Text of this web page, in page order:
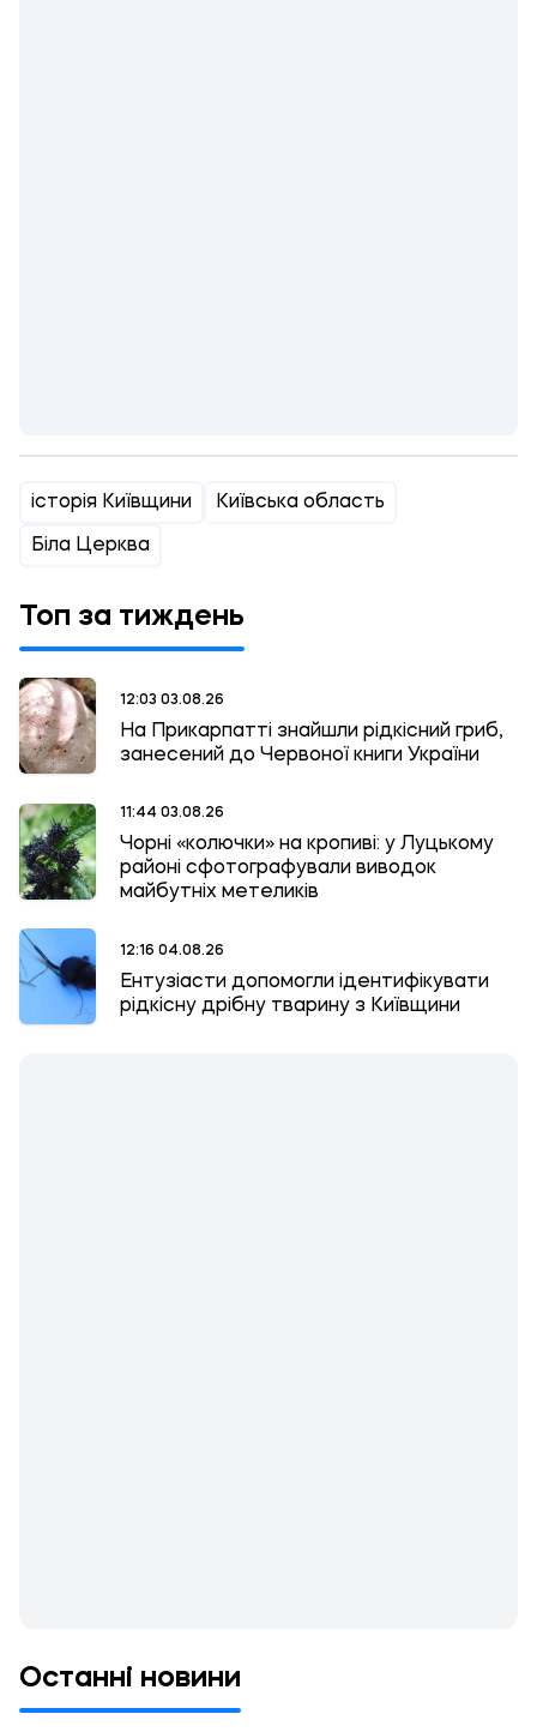
історія Київщини Київська область
Біла Церква
Топ за тиждень
12:03 03.08.26
На Прикарпатті знайшли рідкісний гриб,
занесений до Червоної книги України
11:44 03.08.26
Чорні «колючки» на кропиві: у Луцькому
районі сфотографували виводок
майбутніх метеликів
12:16 04.08.26
Ентузіасти допомогли ідентифікувати
рідкісну дрібну тварину з Київщини
Останні новини